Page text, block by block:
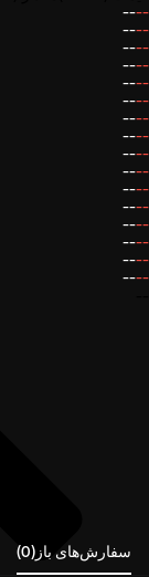
--
--
--
--
--
--
--
--
--
--
--
--
--
--
--
--
--
--
--
--
--
--
--
--
--
--
--
--
--
--
--
--
سفارش‌های باز(0)